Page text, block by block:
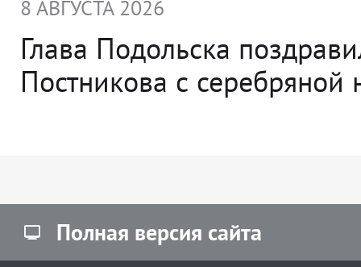
8 АВГУСТА 2026
Глава Подольска
Постникова с серебряной
Полная версия сайта